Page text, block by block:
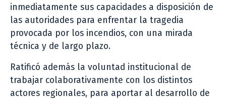
inmediatamente sus capacidades a disposición de
las autoridades para enfrentar la tragedia
provocada por los incendios, con una mirada
técnica y de largo plazo.
Ratificó además la voluntad institucional de
trabajar colaborativamente con los distintos
actores regionales, para aportar al desarrollo de